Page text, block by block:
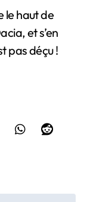
le haut de
et s’en
pas déçu !